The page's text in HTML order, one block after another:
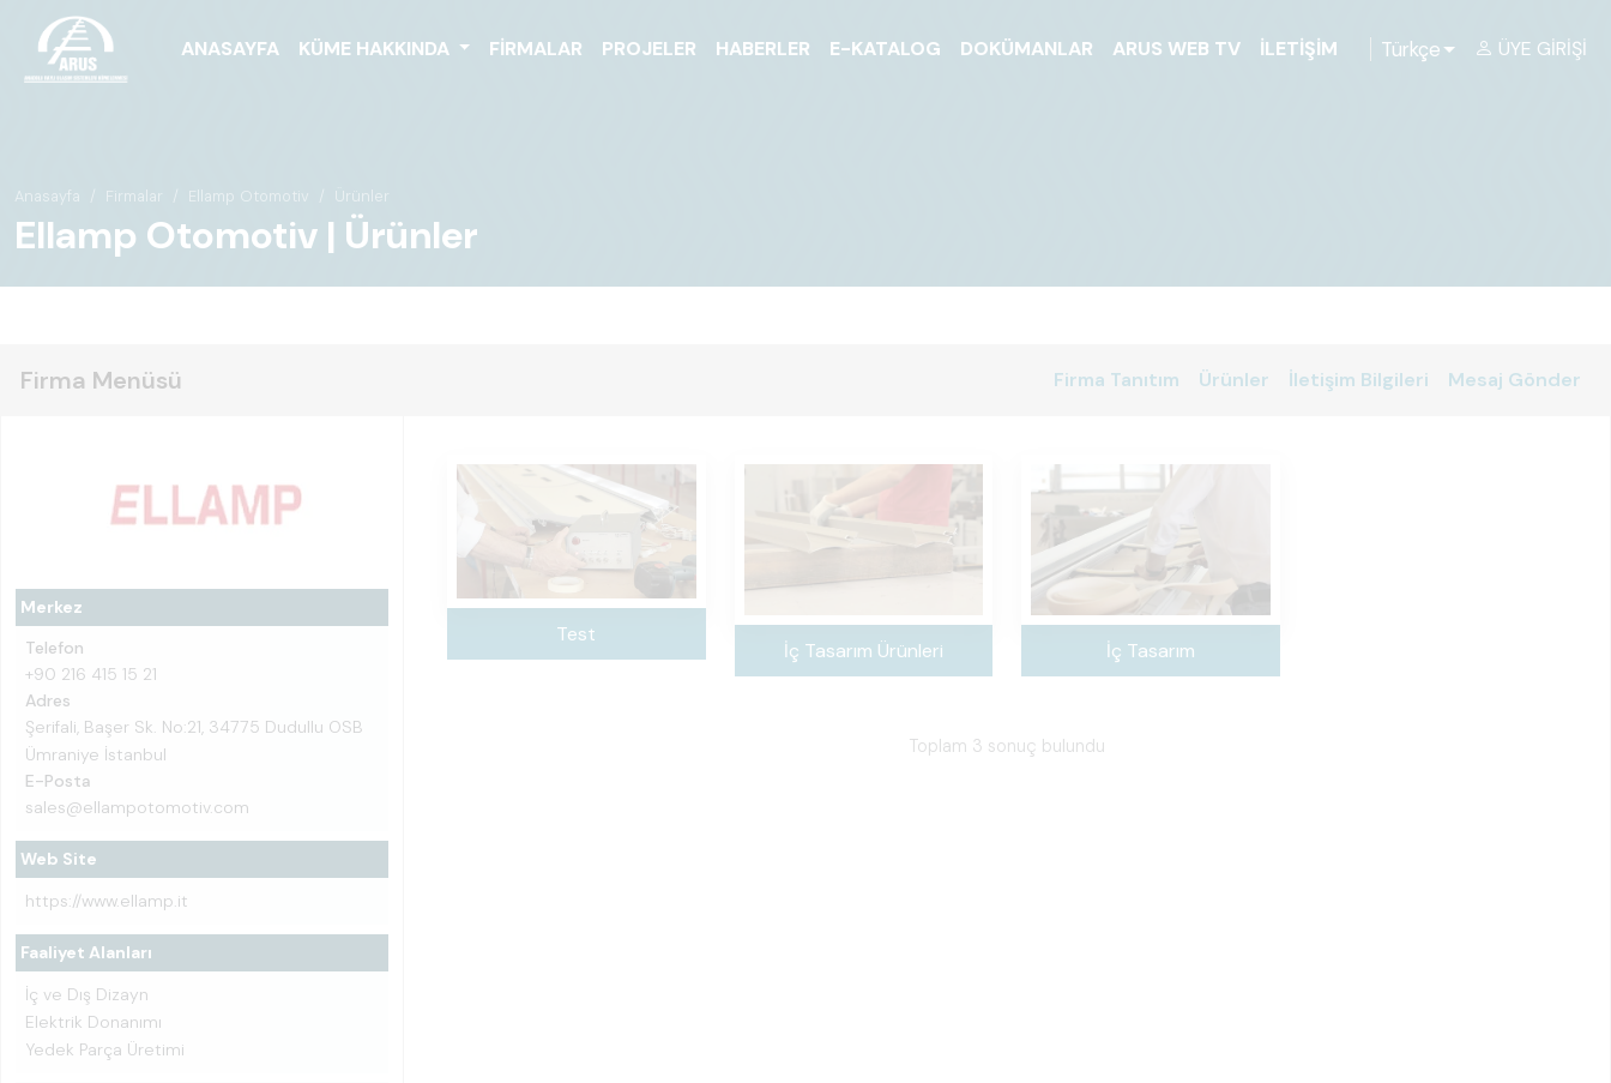
ANASAYFA KÜME HAKKINDA FIRMALAR PROJELER HABERLER E-KATALOG DOKÜMANLAR ARUS WEB TV İLETIŞIM Türkçe ÜYE GIRIŞI
Anasayfa Firmalar Ellamp Otomotiv Ürünler
Ellamp Otomotiv | Ürünler
Firma Menüsü Firma Tanıtım Ürünler İletişim Bilgileri Mesaj Gönder
Merkez
Telefon
+90 216 415 15 21
Adres
Şerifali, Başer Sk. No:21, 34775 Dudullu OSB
Ümraniye İstanbul
E-Posta
sales@ellampotomotiv.com
Web Site
https://www.ellamp.it
Faaliyet Alanları
İç ve Dış Dizayn
Elektrik Donanımı
Yedek Parça Üretimi
Test
İç Tasarım Ürünleri İç Tasarım
Toplam 3 sonuç bulundu